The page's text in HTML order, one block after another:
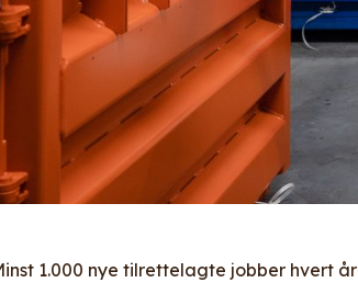
1.000 nye tilrettelagte jobber hvert år